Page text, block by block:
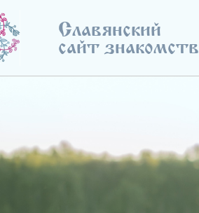
Славянский
сайт знакомств